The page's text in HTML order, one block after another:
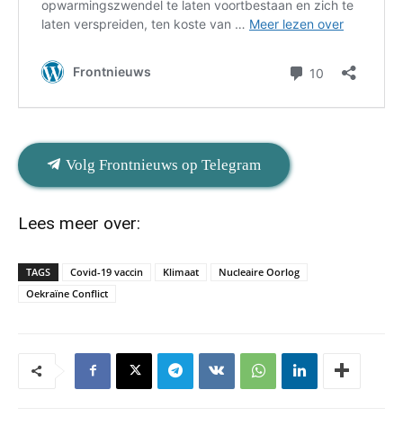
Volg Frontnieuws op Telegram
Lees meer over:
TAGS Covid-19 vaccin Klimaat
Nucleaire Oorlog
Oekraïne Conflict